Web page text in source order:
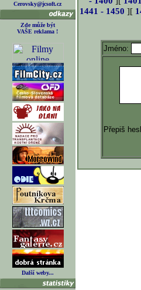
Cerovsky@jcsoft.cz
Zde může být
VAŠE reklama !
Další weby...
1441 - 1450 ][
Jméno:
Přepiš